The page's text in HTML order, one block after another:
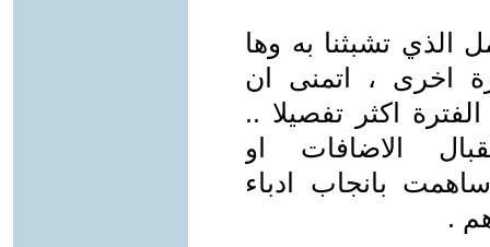
الذي تشبثنا به وها
اخرى ، اتمنى ان
اكثر تفصيلا ..
الاضافات او
بانجاب ادباء
.